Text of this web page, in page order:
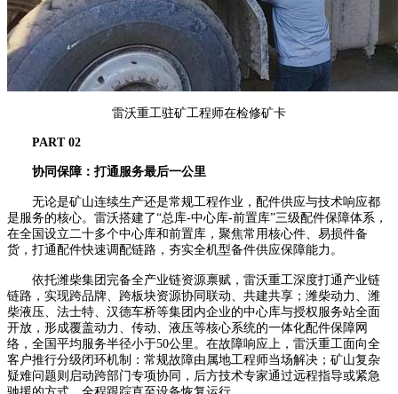
雷沃重工驻矿工程师在检修矿卡
PART 02
协同保障：打通服务最后一公里
无论是矿山连续生产还是常规工程作业，配件供应与技术响应都
是服务的核心。雷沃搭建了“总库-中心库-前置库”三级配件保障体系，
在全国设立二十多个中心库和前置库，聚焦常用核心件、易损件备
货，打通配件快速调配链路，夯实全机型备件供应保障能力。
依托潍柴集团完备全产业链资源禀赋，雷沃重工深度打通产业链
链路，实现跨品牌、跨板块资源协同联动、共建共享；潍柴动力、潍
柴液压、法士特、汉德车桥等集团内企业的中心库与授权服务站全面
开放，形成覆盖动力、传动、液压等核心系统的一体化配件保障网
络，全国平均服务半径小于50公里。在故障响应上，雷沃重工面向全
客户推行分级闭环机制：常规故障由属地工程师当场解决；矿山复杂
疑难问题则启动跨部门专项协同，后方技术专家通过远程指导或紧急